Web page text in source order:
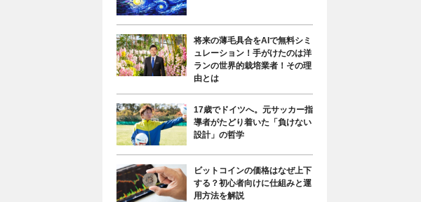
将来の薄毛具合をAIで無料シミ
ュレーション！手がけたのは洋
ランの世界的栽培業者！その理
由とは
17歳でドイツへ。元サッカー指
導者がたどり着いた「負けない
設計」の哲学
ビットコインの価格はなぜ上下
する？初心者向けに仕組みと運
用方法を解説